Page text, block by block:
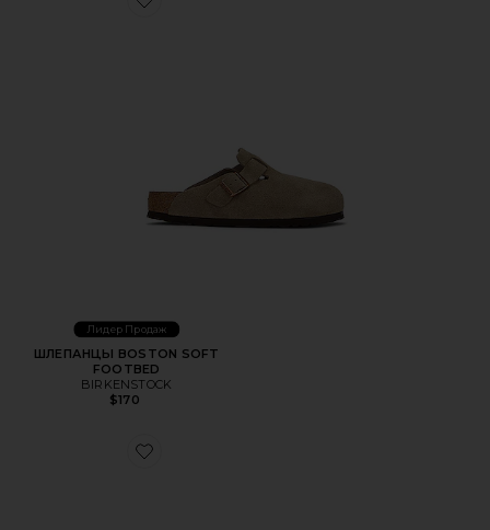
Favorite ШЛЕПАНЦЫ BOSTON SOFT FOOTBED
Лидер Продаж
ШЛЕПАНЦЫ BOSTON SOFT
FOOTBED
BIRKENSTOCK
$170
Favorite ШЛЕПАНЦЫ ARIZONA SOFT FOOTBED